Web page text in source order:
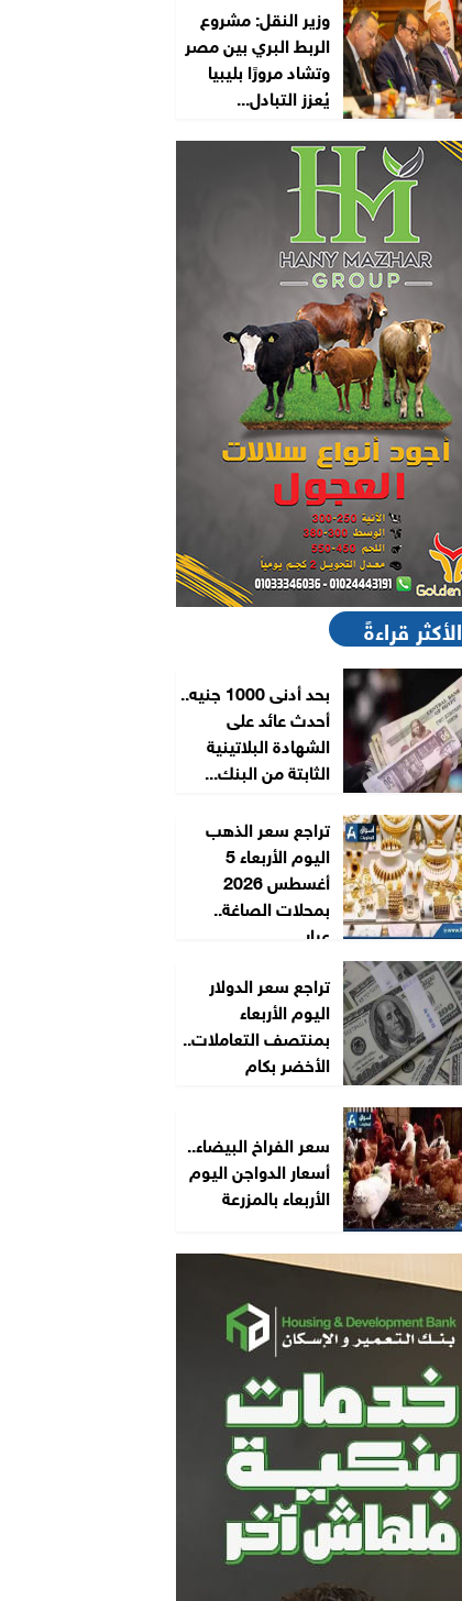
وزير النقل: مشروع
الربط البري بين مصر
وتشاد مرورًا بليبيا
يُعزز التبادل...
الأكثر قراءةً
بحد أدنى 1000 جنيه..
أحدث عائد على
الشهادة البلاتينية
الثابتة من البنك...
تراجع سعر الذهب
اليوم الأربعاء 5
أغسطس 2026
بمحلات الصاغة..
عيار...
تراجع سعر الدولار
اليوم الأربعاء
بمنتصف التعاملات..
الأخضر بكام
سعر الفراخ البيضاء..
أسعار الدواجن اليوم
الأربعاء بالمزرعة